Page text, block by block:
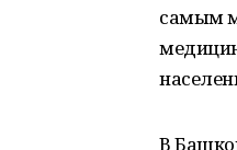
самым
В